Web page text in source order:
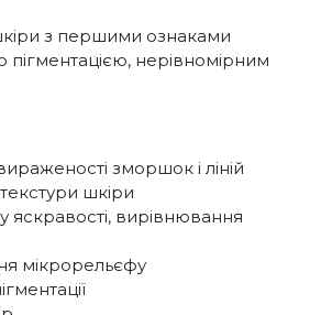
з першими ознаками
пігментацією, нерівномірним
зморшок і ліній
шкіри
яскравості, вирівнювання
мікрорельєфу